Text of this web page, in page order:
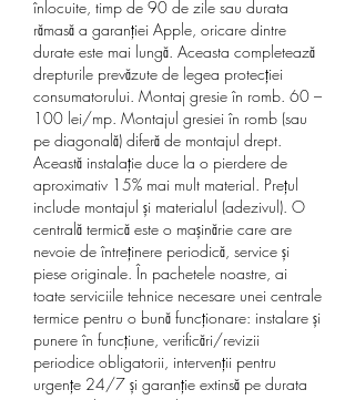
înlocuite, timp de 90 de zile sau durata
rămasă a garanției Apple, oricare dintre
durate este mai lungă. Aceasta completează
drepturile prevăzute de legea protecției
consumatorului. Montaj gresie în romb. 60 –
100 lei/mp. Montajul gresiei în romb (sau
pe diagonală) diferă de montajul drept.
Această instalație duce la o pierdere de
aproximativ 15% mai mult material. Prețul
include montajul și materialul (adezivul). O
centrală termică este o mașinărie care are
nevoie de întreținere periodică, service și
piese originale. În pachetele noastre, ai
toate serviciile tehnice necesare unei centrale
termice pentru o bună funcționare: instalare și
punere în funcțiune, verificări/revizii
periodice obligatorii, intervenții pentru
urgențe 24/7 și garanție extinsă pe durata